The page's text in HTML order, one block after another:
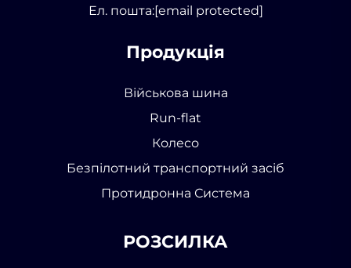
Ел. пошта:[email protected]
Продукція
Військова шина
Run-flat
Колесо
Безпілотний транспортний засіб
Протидронна Система
РОЗСИЛКА